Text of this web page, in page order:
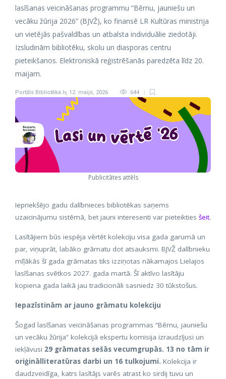
lasīšanas veicināšanas programmu “Bērnu, jauniešu un
vecāku žūrija 2026” (BJVŽ), ko finansē LR Kultūras ministrija
un vietējās pašvaldības un atbalsta individuālie ziedotāji.
Izsludinām bibliotēku, skolu un diasporas centru
pieteikšanos. Elektroniskā reģistrēšanās paredzēta līdz 20.
maijam.
Portāls Bibliotēka.lv, 12. maijs, 2026 644
Publicitātes attēls
Iepriekšējo gadu dalībnieces bibliotēkas saņems
uzaicinājumu sistēmā, bet jauni interesenti var pieteikties šeit.
Lasītājiem būs iespēja vērtēt kolekciju visa gada garumā un
par, viņuprāt, labāko grāmatu dot atsauksmi. BJVŽ dalībnieku
mīļākās šī gada grāmatas tiks izziņotas nākamajos Lielajos
lasīšanas svētkos 2027. gada martā. Šī aktīvo lasītāju
kopiena gada laikā jau tradicionāli sasniedz 30 tūkstošus.
Iepazīstinām ar jauno grāmatu kolekciju
Šogad lasīšanas veicināšanas programmas “Bērnu, jauniešu
un vecāku žūrija” kolekcijā ekspertu komisija izraudzījusi un
iekļāvusi 29 grāmatas sešās vecumgrupās. 13 no tām ir
oriģinālliteratūras darbi un 16 tulkojumi. Kolekcija ir
daudzveidīga, katrs lasītājs varēs atrast ko sirdij tuvu un